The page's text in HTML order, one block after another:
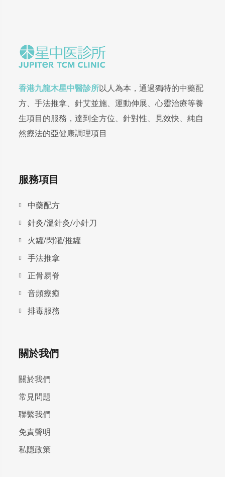
香港九龍木星中醫診所以人為本，通過獨特的中藥配
方、手法推拿、針艾並施、運動伸展、心靈治療等養
生項目的服務，達到全方位、針對性、見效快、純自
然療法的亞健康調理項目
服務項目
中藥配方
針灸/溫針灸/小針刀
火罐/閃罐/推罐
手法推拿
正骨易脊
⾳頻療癒
排毒服務
關於我們
關於我們
常見問題
聯繫我們
免責聲明
私隱政策